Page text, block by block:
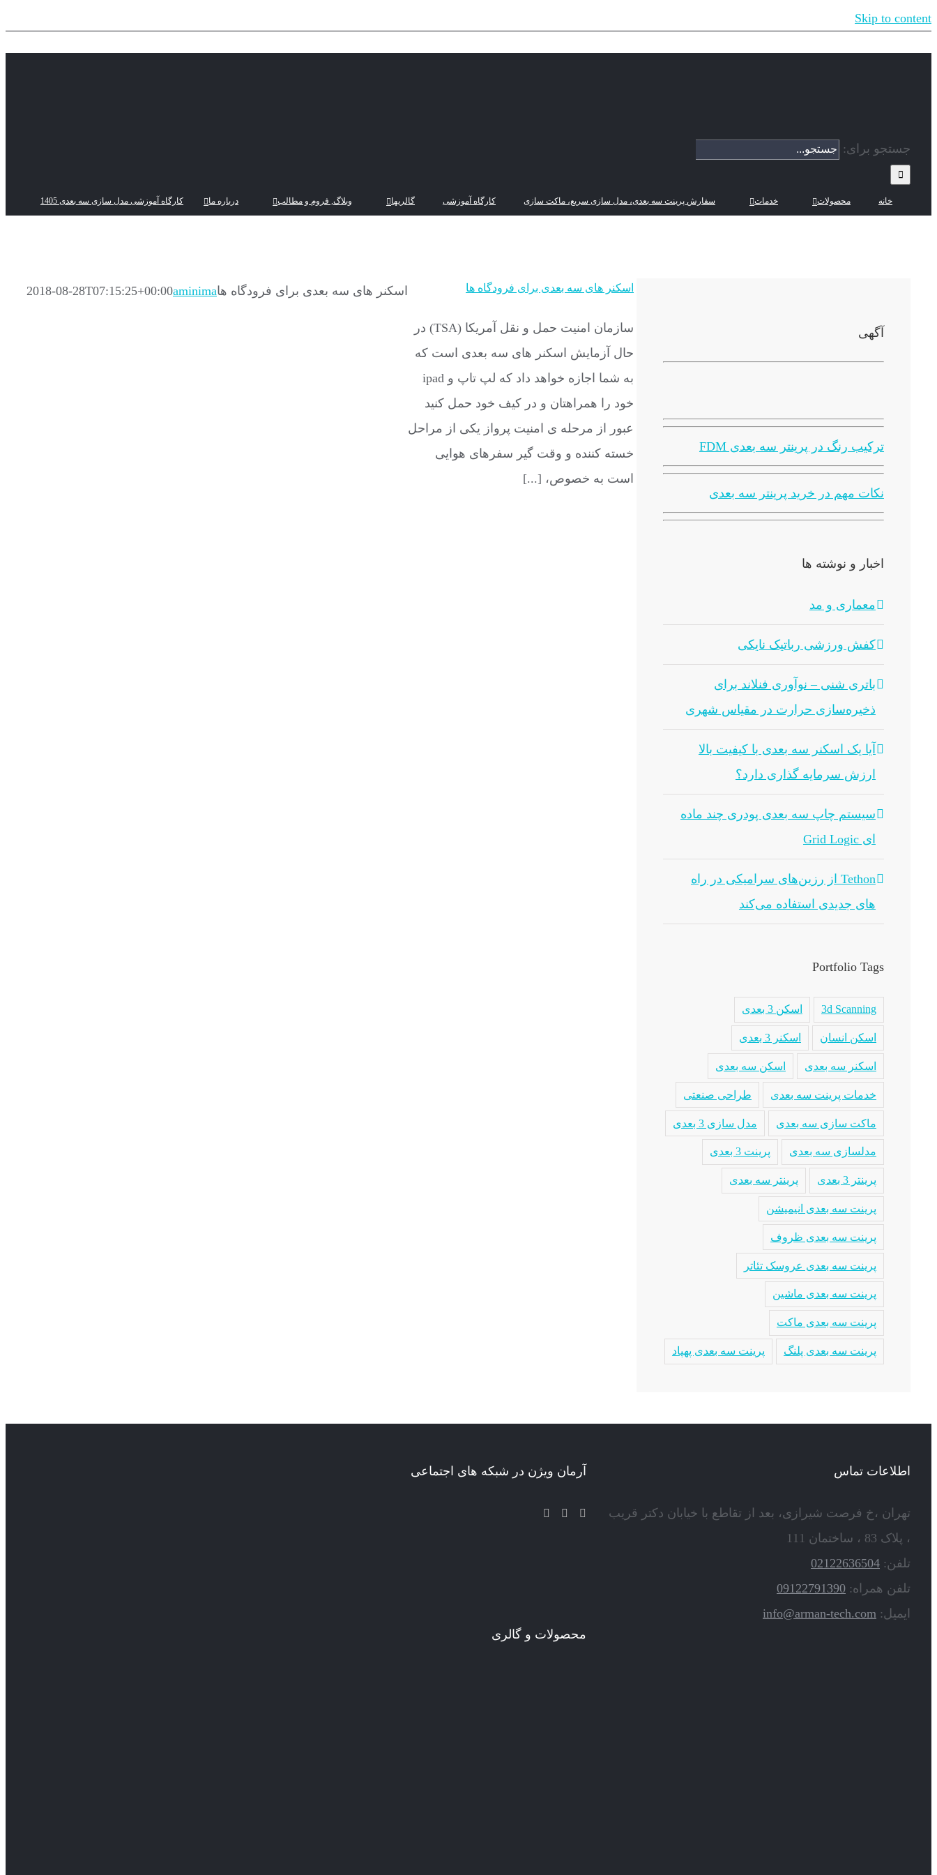
Skip to content
جستجو برای:
خانه محصولات خدمات سفارش پرینت سه بعدی، مدل سازی سریع، ماکت سازی کارگاه آموزشی گالریها وبلاگ, فروم و مطالب درباره ما کارگاه آموزشی مدل سازی سه بعدی 1405
اسکنر های سه بعدی برای فرودگاه ها
سازمان امنیت حمل و نقل آمریکا (TSA) در
حال آزمایش اسکنر های سه بعدی است که
به شما اجازه خواهد داد که لپ تاپ و ipad
خود را همراهتان و در کیف خود حمل کنید
عبور از مرحله ی امنیت پرواز یکی از مراحل
خسته کننده و وقت گیر سفرهای هوایی
است به خصوص، [...]
اسکنر های سه بعدی برای فرودگاه هاaminima
2018-08-28T07:15:25+00:00
آگهی
ترکیب رنگ در پرینتر سه بعدی FDM
نکات مهم در خرید پرینتر سه بعدی
اخبار و نوشته ها
معماری و مد
کفش ورزشی رباتیک نایکی
باتری شنی – نوآوری فنلاند برای
ذخیره‌سازی حرارت در مقیاس شهری
آیا یک اسکنر سه بعدی با کیفیت بالا
ارزش سرمایه گذاری دارد؟
سیستم چاپ سه بعدی پودری چند ماده
ای Grid Logic
Tethon از رزین‌های سرامیکی در راه
های جدیدی استفاده می‌کند
Portfolio Tags
3d Scanning اسکن 3 بعدی
اسکن انسان اسکنر 3 بعدی
اسکنر سه بعدی اسکن سه بعدی
خدمات پرینت سه بعدی طراحی صنعتی
ماکت سازی سه بعدی مدل سازی 3 بعدی
مدلسازی سه بعدی پرینت 3 بعدی
پرینتر 3 بعدی پرینتر سه بعدی
پرینت سه بعدی انیمیشن
پرینت سه بعدی ظروف
پرینت سه بعدی عروسک تئاتر
پرینت سه بعدی ماشین
پرینت سه بعدی ماکت
پرینت سه بعدی پلنگ پرینت سه بعدی پهپاد
اطلاعات تماس
تهران ،خ فرصت شیرازی، بعد از تقاطع با خیابان دکتر قریب
، پلاک 83 ، ساختمان 111
تلفن: 02122636504
تلفن همراه: 09122791390
ایمیل: info@arman-tech.com
آرمان ویژن در شبکه های اجتماعی
محصولات و گالری